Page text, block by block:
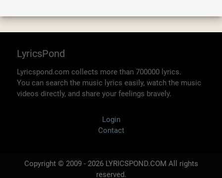
LyricsPond
Lyricspond.com collects more than 700000 lyrics.
You can search the music lyrics easily, watch the music
videos directly, and share your feelings bravely.
Login
Contact
Copyright © 2009 - 2026 LYRICSPOND.COM All rights
reserved.